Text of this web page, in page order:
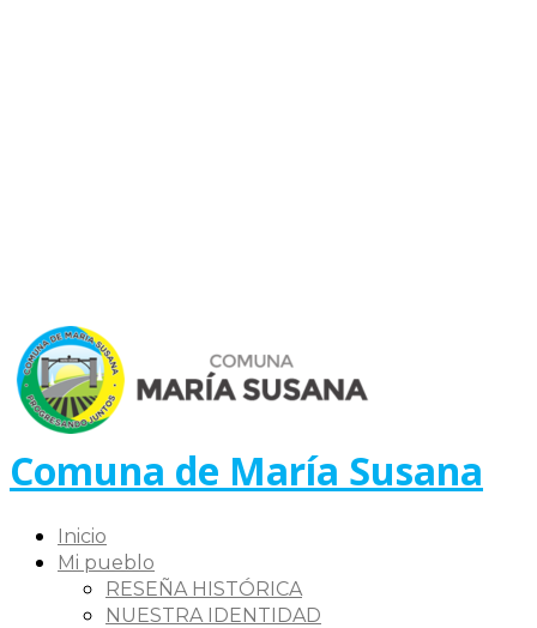
Comuna de María Susana
Inicio
Mi pueblo
RESEÑA HISTÓRICA
NUESTRA IDENTIDAD